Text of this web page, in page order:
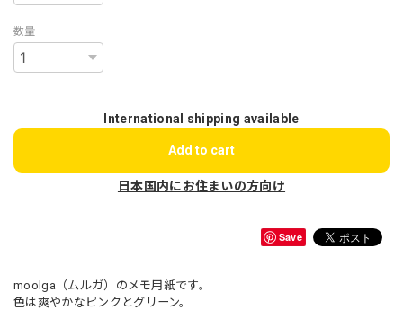
数量
International shipping available
Add to cart
日本国内にお住まいの方向け
Save
moolga（ムルガ）のメモ用紙です。
色は爽やかなピンクとグリーン。